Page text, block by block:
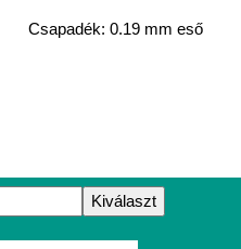
Csapadék: 0.19 mm eső